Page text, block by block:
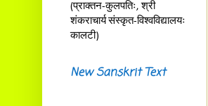
(प्राक्तन-कुलपतिः, श्री
शंकराचार्य संस्कृत-विश्वविद्यालयः
कालटी)
New Sanskrit Text